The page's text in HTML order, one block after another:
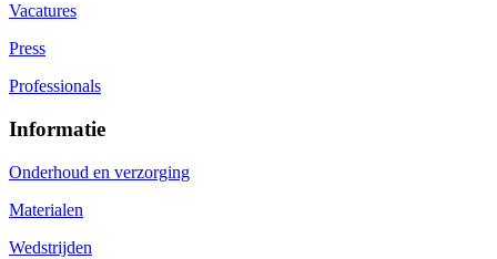
Vacatures
Press
Professionals
Informatie
Onderhoud en verzorging
Materialen
Wedstrijden